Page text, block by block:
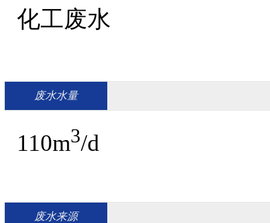
化工废水
废水水量
110m3/d
废水来源